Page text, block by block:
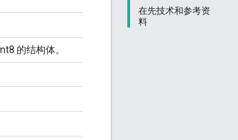
在先技术和参考资
料
的结构体。